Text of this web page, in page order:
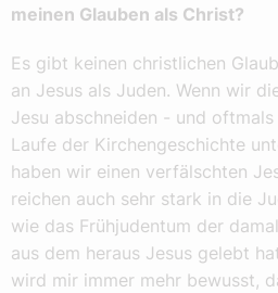
meinen Glauben als Christ?
Es gibt keinen christlichen
an Jesus als Juden. Wenn wir
Jesu abschneiden - und
Laufe der Kirchengeschichte
haben wir einen verfälschten
reichen auch sehr stark in die
wie das Frühjudentum der
aus dem heraus Jesus gelebt
wird mir immer mehr bewusst,